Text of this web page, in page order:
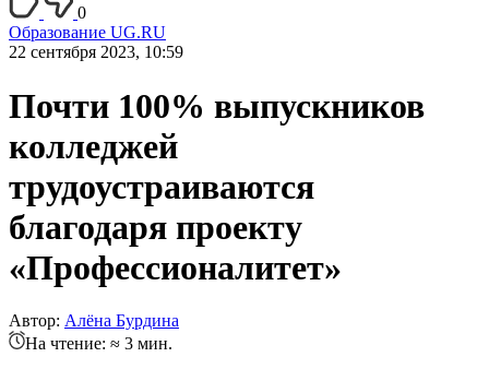
0
Образование UG.RU
22 сентября 2023, 10:59
Почти 100% выпускников
колледжей
трудоустраиваются
благодаря проекту
«Профессионалитет»
Автор: Алёна Бурдина
На чтение: ≈ 3 мин.